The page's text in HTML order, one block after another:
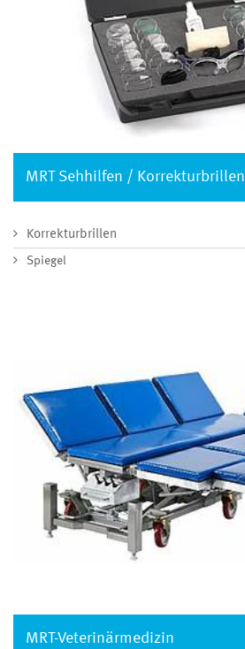
MRT Sehhilfen / Korrekturbrillen
Korrekturbrillen
Spiegel
MRT-Veterinärmedizin